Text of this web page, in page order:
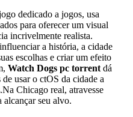
dedicado a jogos, usa
para oferecer um visual
incrivelmente realista.
a história, a cidade
escolhas e criar um efeito
Watch Dogs pc torrent dá
usar o ctOS da cidade a
Chicago real, atravesse
alcançar seu alvo.